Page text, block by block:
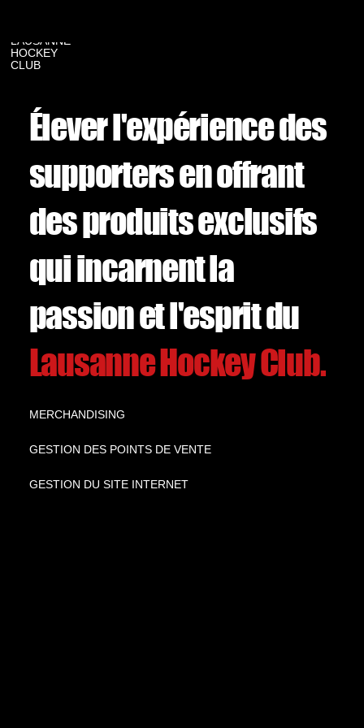
LAUSANNE
HOCKEY
CLUB
Élever l'expérience des
supporters en offrant
des produits exclusifs
qui incarnent la
passion et l'esprit du
Lausanne Hockey Club.
MERCHANDISING
GESTION DES POINTS DE VENTE
GESTION DU SITE INTERNET